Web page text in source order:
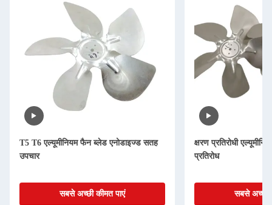
T5 T6 एल्यूमीनियम फैन ब्लेड एनोडाइज्ड सतह
उपचार
सबसे अच्छी कीमत पाएं
क्षरण प्रतिरोधी
प्रतिरोध
सबसे अच्छी